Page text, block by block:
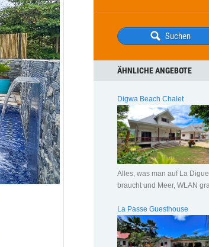
ÄHNLICHE ANGEBOTE
Digwa Beach Chalet
Alles, was man auf La Digue
braucht und Meer, WLAN
La Passe Guesthouse